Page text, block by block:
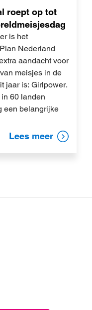
roept op tot
is het
Nederland
aandacht voor
meisjes in de
jaar is: Girlpower.
60 landen
een belangrijke
Lees meer